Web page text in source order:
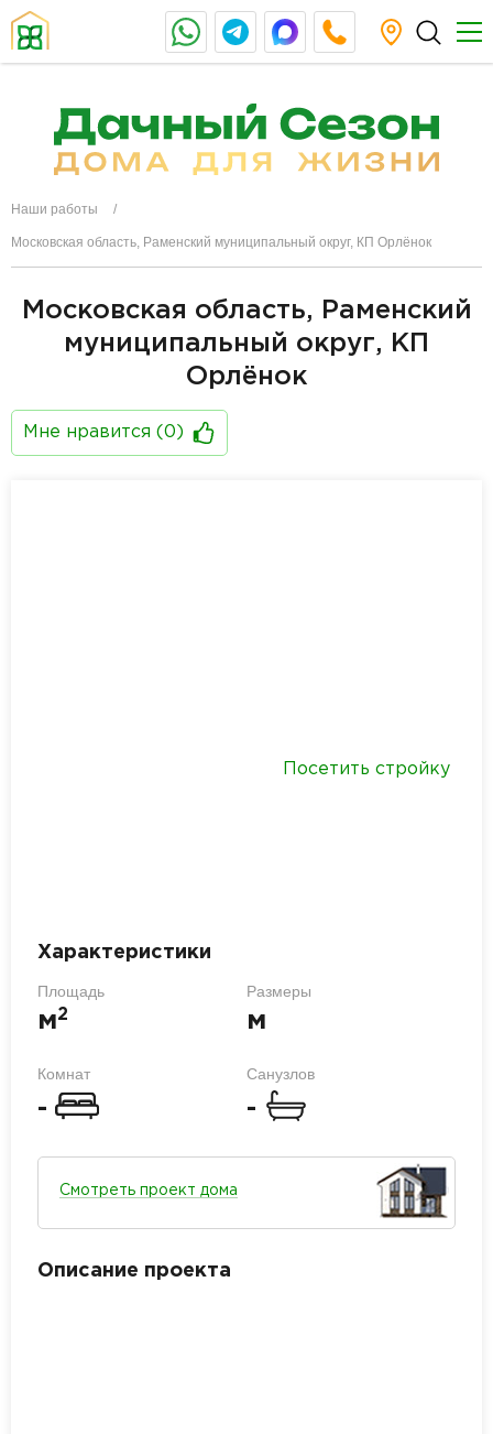
Наши работы
Московская область, Раменский муниципальный округ, КП Орлёнок
Московская область, Раменский
муниципальный округ, КП
Орлёнок
Мне нравится ( 0 )
Посетить стройку
Характеристики
Площадь
м2
Размеры
м
Комнат
-
Санузлов
-
Смотреть проект дома
Описание проекта